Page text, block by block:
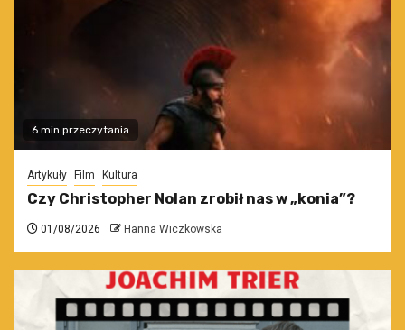
6 min przeczytania
Artykuły Film Kultura
Czy Christopher Nolan zrobił nas w „konia”?
01/08/2026 Hanna Wiczkowska